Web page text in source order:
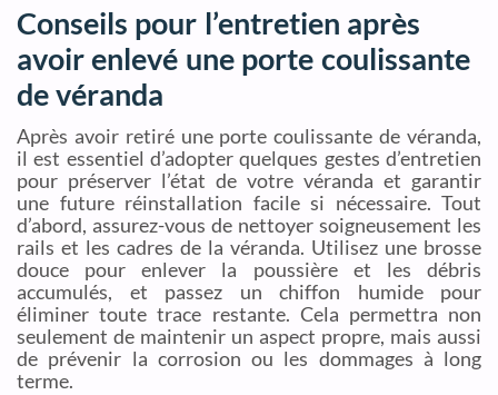
Conseils pour l’entretien après
avoir enlevé une porte coulissante
de véranda
Après avoir retiré une porte coulissante de véranda,
il est essentiel d’adopter quelques gestes d’entretien
pour préserver l’état de votre véranda et garantir
une future réinstallation facile si nécessaire. Tout
d’abord, assurez-vous de nettoyer soigneusement les
rails et les cadres de la véranda. Utilisez une brosse
douce pour enlever la poussière et les débris
accumulés, et passez un chiffon humide pour
éliminer toute trace restante. Cela permettra non
seulement de maintenir un aspect propre, mais aussi
de prévenir la corrosion ou les dommages à long
terme.